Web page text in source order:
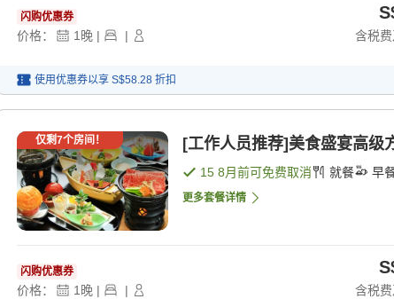
闪购优惠券
价格： 1晚 | | 含税
使用优惠券以享 S$58.28 折扣
仅剩7个房间！ [工作人员推荐]美食盛宴高级
15 8月前可免费取消 就餐 早
更多套餐详情
闪购优惠券
价格： 1晚 | | 含税